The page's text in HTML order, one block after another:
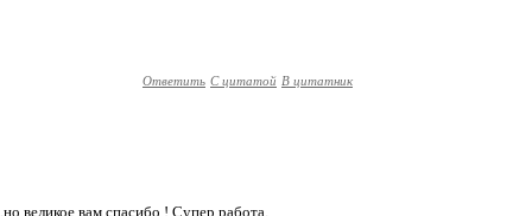
Ответить С цитатой В цитатник
великое вам спасибо ! Супер работа.